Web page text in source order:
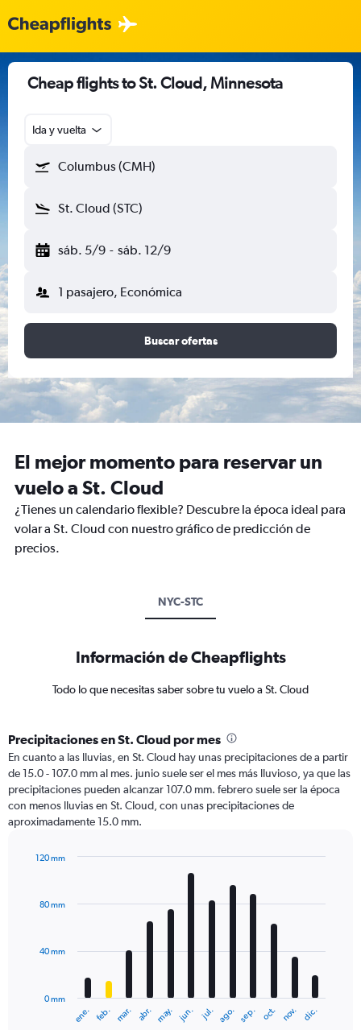
Cheap flights to St. Cloud, Minnesota
Ida y vuelta
Columbus (CMH)
St. Cloud (STC)
sáb. 5/9 - sáb. 12/9
1 pasajero, Económica
Buscar ofertas
El mejor momento para reservar un
vuelo a St. Cloud
¿Tienes un calendario flexible? Descubre la época ideal para
volar a St. Cloud con nuestro gráfico de predicción de
precios.
NYC-STC
Información de Cheapflights
Todo lo que necesitas saber sobre tu vuelo a St. Cloud
Precipitaciones en St. Cloud por mes
En cuanto a las lluvias, en St. Cloud hay unas precipitaciones de a partir
de 15.0 - 107.0 mm al mes. junio suele ser el mes más lluvioso, ya que las
precipitaciones pueden alcanzar 107.0 mm. febrero suele ser la época
con menos lluvias en St. Cloud, con unas precipitaciones de
aproximadamente 15.0 mm.
with
The
ene. feb. mar. abr. may. jun. jul. ago. sep. oct. nov. dic.
0 mm
40 mm
80 mm
120 mm